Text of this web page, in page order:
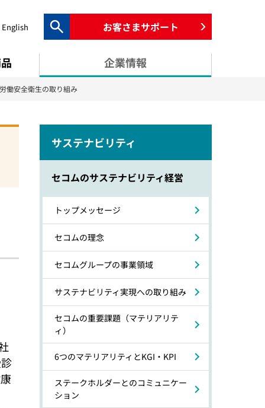
English 検索キーワード入力お客さまサポート
企業情報
働安全衛生の取り組み
サステナビリティ
セコムのサステナビリティ経営
トップメッセージ
セコムの理念
セコムグループの事業領域
サステナビリティ実現への取り組み
セコムの重要課題（マテリアリテ
ィ）
6つのマテリアリティとKGI・KPI
ステークホルダーとのコミュニケー
ション